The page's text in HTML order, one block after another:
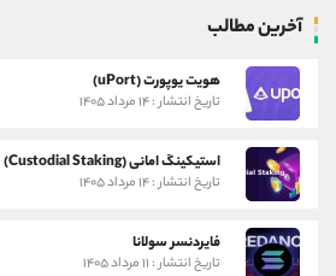
آخرین مطالب
هویت یوپورت (uPort)
تاریخ انتشار : ۱۴ مرداد ۱۴۰۵
استیکینگ امانی (Custodial Staking)
تاریخ انتشار : ۱۴ مرداد ۱۴۰۵
فایردنسر سولانا
تاریخ انتشار : ۱۱ مرداد ۱۴۰۵